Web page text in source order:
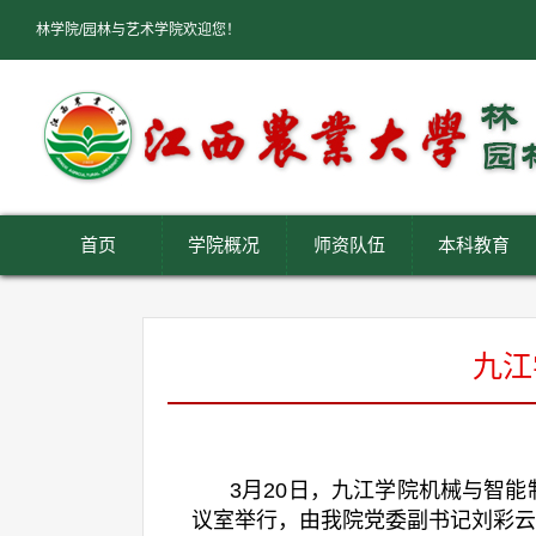
林学院/园林与艺术学院欢迎您！
首页 学院概况 师资队伍 本科教育
九
3月20日，九江学院机械与智能
议室举行，由我院党委副书记刘彩